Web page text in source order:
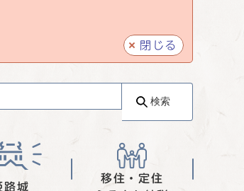
閉じる
検索
路城
移住・定住